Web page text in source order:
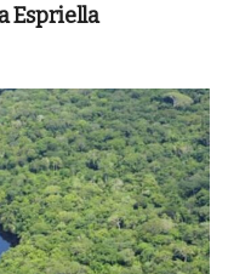
Espriella